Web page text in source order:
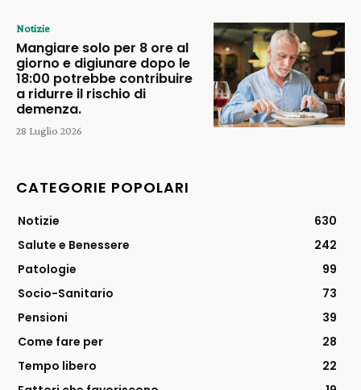
Notizie
Mangiare solo per 8 ore al
giorno e digiunare dopo le
18:00 potrebbe contribuire
a ridurre il rischio di
demenza.
28 Luglio 2026
CATEGORIE POPOLARI
Notizie
630
Salute e Benessere
242
Patologie
99
Socio-Sanitario
73
Pensioni
39
Come fare per
28
Tempo libero
22